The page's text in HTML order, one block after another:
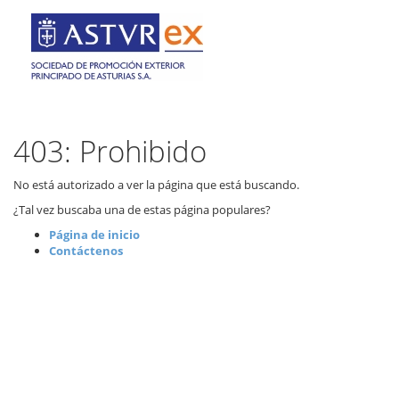
403: Prohibido
No está autorizado a ver la página que está buscando.
¿Tal vez buscaba una de estas página populares?
Página de inicio
Contáctenos